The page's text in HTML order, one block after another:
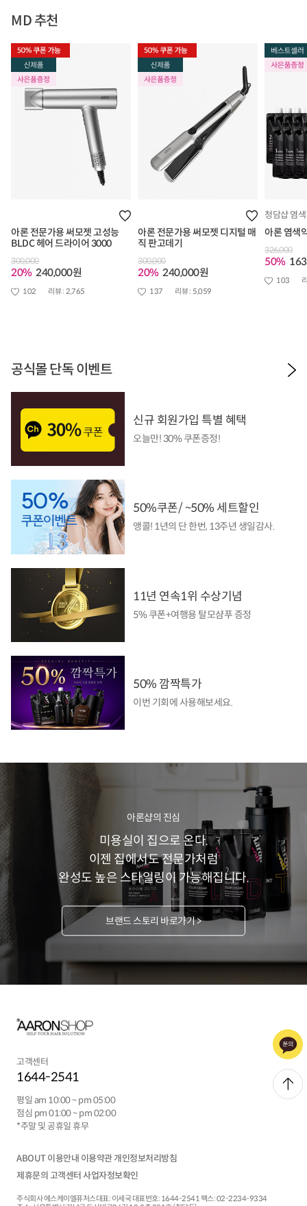
MD 추천
아론 전문가용 써모젯 고성능
BLDC 헤어 드라이어 3000
300,000
20% 240,000원
102 리뷰 : 2,765
아론 전문가용 써모젯 디지털 매
직 판고데기
300,000
20% 240,000원
137 리뷰 : 5,059
청담샵 염
아론 염색
326,000
50%
103
공식몰 단독 이벤트
신규 회원가입 특별 혜택
오늘만! 30% 쿠폰증정!
50%쿠폰/ ~50% 세트할인
앵콜! 1년의 단 한번, 13주년 생일감사.
11년 연속1위 수상기념
5% 쿠폰+여행용 탈모샴푸 증정
50% 깜짝특가
이번 기회에 사용해보세요.
아론샵의 진심
미용실이 집으로 온다.
이젠 집에서도 전문가처럼
완성도 높은 스타일링이 가능해집니다.
브랜드 스토리 바로가기 >
고객센터
1644-2541
평일 am 10:00 ~ pm 05:00
점심 pm 01:00 ~ pm 02:00
*주말 및 공휴일 휴무
ABOUT 이용안내 이용약관 개인정보처리방침
제휴문의 고객센터 사업자정보확인
주식회사 에스케이엘퓨처스대표: 이세국 대표번호: 1644-2541팩스: 02-2234-9334